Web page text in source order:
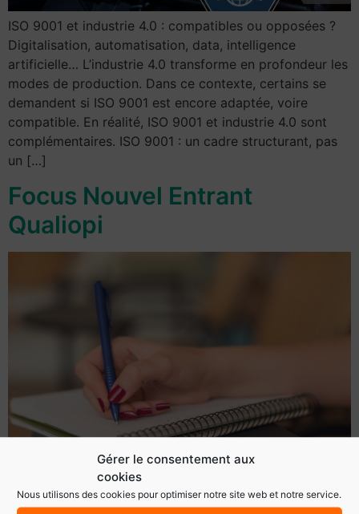
Gérer le consentement aux
cookies
Nous utilisons des cookies pour optimiser notre site web et notre service.
ISO 9001 et industrie 4.0 : compatibles ou opposées ?
Digitalisation, automatisation, data, intelligence
artificielle… L’industrie 4.0 transforme en profondeur les
modes de production. Dans ce contexte, certains se
demandent si ISO 9001 est encore adaptée, voire
compatible. En réalité, ISO 9001 et industrie 4.0 sont
complémentaires. ISO 9001 : un cadre structurant, pas
un […]
Focus Nouvel Entrant
Qualiopi
NOUVEL ENTRANT : Définition : « est considéré comme